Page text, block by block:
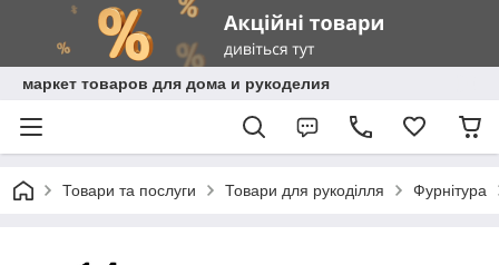
маркет товаров для дома и рукоделия
Товари та послуги Товари для рукоділля Фурнітура